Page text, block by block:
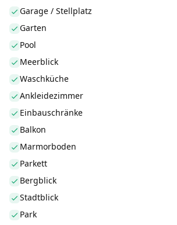
Garage / Stellplatz
Garten
Pool
Meerblick
Waschküche
Ankleidezimmer
Einbauschränke
Balkon
Marmorboden
Parkett
Bergblick
Stadtblick
Park